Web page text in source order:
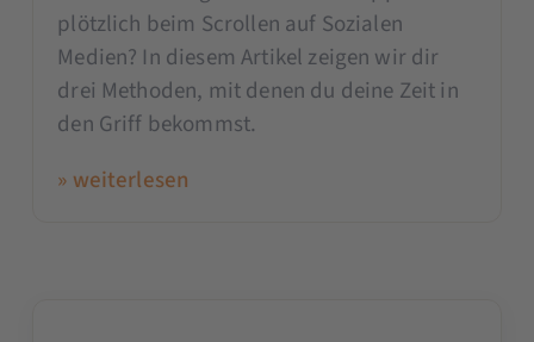
plötzlich beim Scrollen auf Sozialen
Medien? In diesem Artikel zeigen wir dir
drei Methoden, mit denen du deine Zeit in
den Griff bekommst.
» weiterlesen